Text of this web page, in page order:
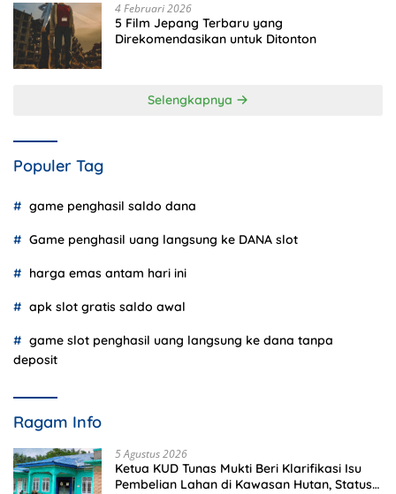
4 Februari 2026
5 Film Jepang Terbaru yang
Direkomendasikan untuk Ditonton
Selengkapnya
Populer Tag
game penghasil saldo dana
Game penghasil uang langsung ke DANA slot
harga emas antam hari ini
apk slot gratis saldo awal
game slot penghasil uang langsung ke dana tanpa
deposit
Ragam Info
5 Agustus 2026
Ketua KUD Tunas Mukti Beri Klarifikasi Isu
Pembelian Lahan di Kawasan Hutan, Status